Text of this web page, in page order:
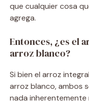
que cualquier cosa
agrega.
Entonces, ¿es el
arroz blanco?
Si bien el arroz
arroz blanco, ambos
nada inherentemente